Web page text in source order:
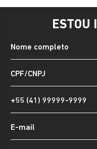
ESTOU